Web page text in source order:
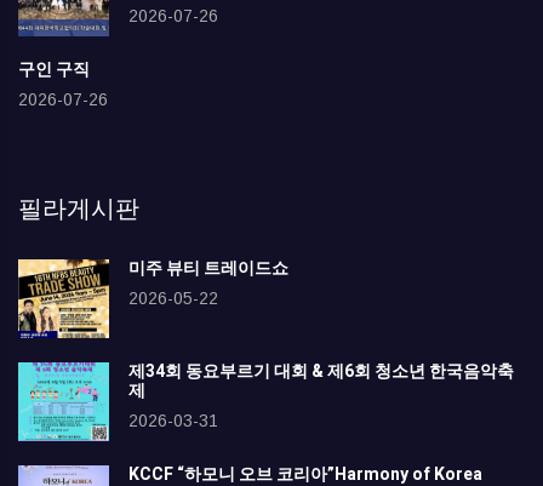
2026-07-26
구인 구직
2026-07-26
필라게시판
미주 뷰티 트레이드쇼
2026-05-22
제34회 동요부르기 대회 & 제6회 청소년 한국음악축
제
2026-03-31
KCCF “하모니 오브 코리아”Harmony of Korea